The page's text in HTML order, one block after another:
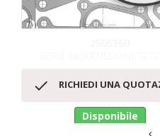
 RICHIEDI UNA
Disponibile